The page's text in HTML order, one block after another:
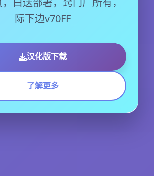
白送部署，窍门广所有，
际下边v70FF
汉化版下载
了解更多